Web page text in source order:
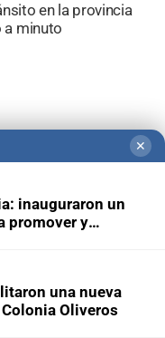
en la provincia
a minuto
✕
inauguraron un
promover y
una nueva
Oliveros